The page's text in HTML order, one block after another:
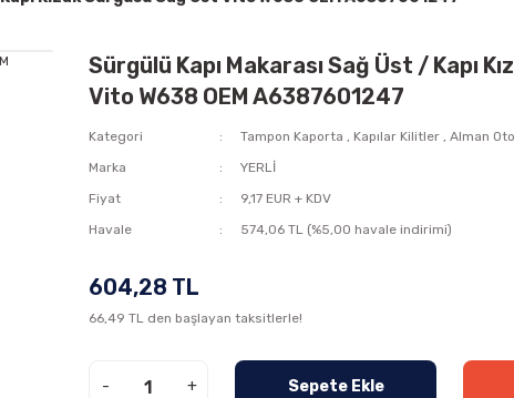
Sürgülü Kapı Makarası Sağ Üst / Kapı
Vito W638 OEM A6387601247
Kategori Tampon Kaporta , Kapılar Kilitler ,Alman
Marka
YERLİ
Fiyat
9,17 EUR + KDV
Havale
574,06 TL (%5,00 havale indirimi)
604,28 TL
66,49 TL den başlayan taksitlerle!
- + Sepete Ekle